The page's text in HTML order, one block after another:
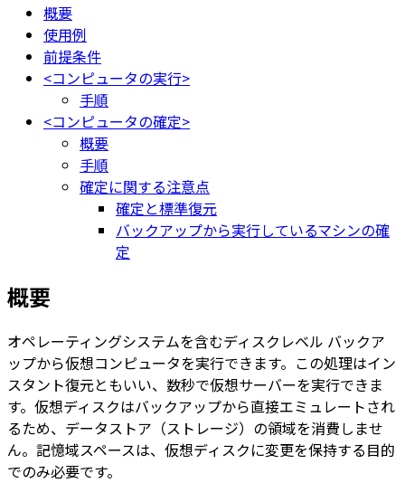
概要
使用例
前提条件
<コンピュータの実行>
手順
<コンピュータの確定>
概要
手順
確定に関する注意点
確定と標準復元
バックアップから実行しているマシンの確
定
概要
オペレーティングシステムを含むディスクレベル バックア
ップから仮想コンピュータを実行できます。この処理はイン
スタント復元ともいい、数秒で仮想サーバーを実行できま
す。仮想ディスクはバックアップから直接エミュレートされ
るため、データストア（ストレージ）の領域を消費しませ
ん。記憶域スペースは、仮想ディスクに変更を保持する目的
でのみ必要です。